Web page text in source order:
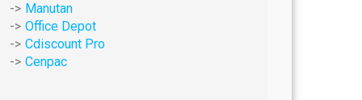
Manutan
Office Depot
Cdiscount Pro
Cenpac